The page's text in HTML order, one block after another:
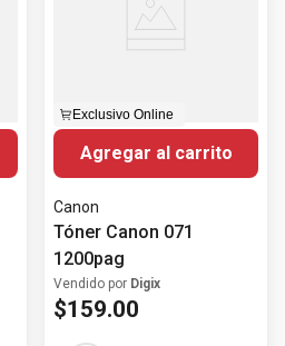
Exclusivo Online
Agregar al carrito
Canon
Tóner Canon 071
1200pag
Vendido por Digix
$159.00